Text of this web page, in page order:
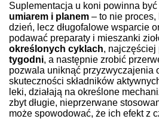
Suplementacja u koni powinna
umiarem i planem – to nie proces,
dzień, lecz długofalowe wsparcie
podawać preparaty i mieszanki
określonych cyklach, najczęściej
tygodni, a następnie zrobić
pozwala uniknąć przyzwyczajenia
skuteczności składników
leki, działają na określone
zbyt długie, nieprzerwane
może spowodować, że ich efekt z